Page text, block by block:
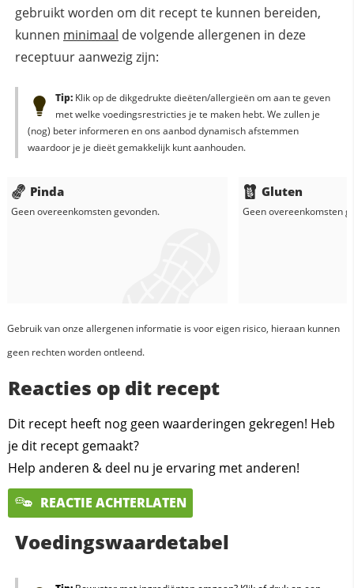
gebruikt worden om dit recept te kunnen bereiden,
kunnen minimaal de volgende allergenen in deze
receptuur aanwezig zijn:
Tip:Klik op de dikgedrukte dieëten/allergieën om aan te geven
met welke voedingsrestricties je te maken hebt. We zullen je
(nog) beter informeren en ons aanbod dynamisch afstemmen
waardoor je je dieët gemakkelijk kunt aanhouden.
Pinda
Geen overeenkomsten gevonden.
Gluten
Geen overeenkomsten
Gebruik van onze allergenen informatie is voor eigen risico, hieraan kunnen
geen rechten worden ontleend.
Reacties op dit recept
Dit recept heeft nog geen waarderingen gekregen! Heb
je dit recept gemaakt?
Help anderen & deel nu je ervaring met anderen!
REACTIE ACHTERLATEN
Voedingswaardetabel